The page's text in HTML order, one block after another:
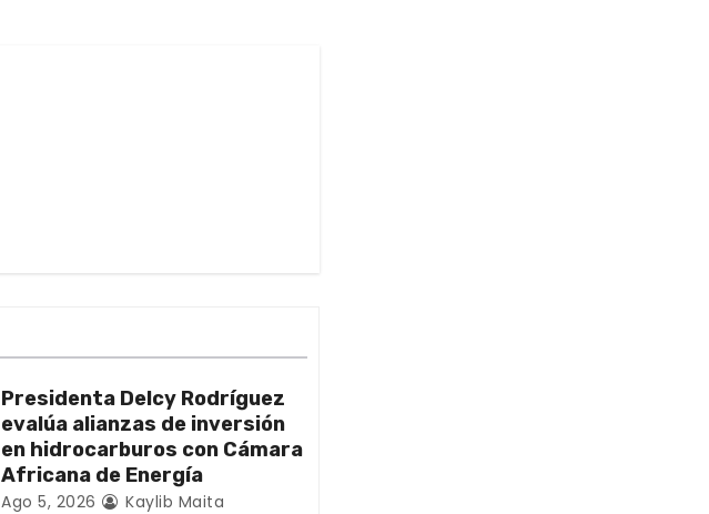
Presidenta Delcy Rodríguez
evalúa alianzas de inversión
en hidrocarburos con Cámara
Africana de Energía
Ago 5, 2026 Kaylib Maita